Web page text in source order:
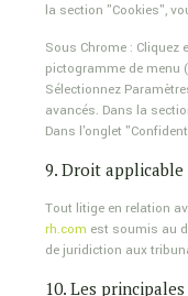
la section "Cookies",
Sous Chrome :
pictogramme de
Sélectionnez
avancés. Dans la
Dans l'onglet
9. Droit
Tout litige en relation
rh.com est soumis au
de juridiction aux
10. Les